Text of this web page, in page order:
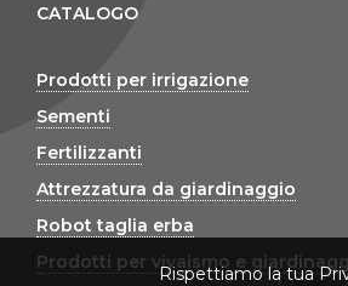
CATALOGO
Prodotti per irrigazione
Sementi
Fertilizzanti
Attrezzatura da giardinaggio
Robot taglia erba
Prodotti per vivaismo e
Rispettiamo la tua